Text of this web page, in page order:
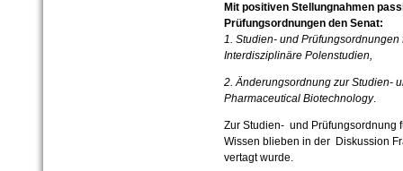
Mit positiven Stellungnahmen
Prüfungsordnungen den Senat:
1. Studien- und
Interdisziplinäre Polenstudien,
2. Änderungsordnung zur Studien-
Pharmaceutical Biotechnology.
Zur Studien- und Prüfungsordnung
Wissen blieben in der Diskussion
vertagt wurde.